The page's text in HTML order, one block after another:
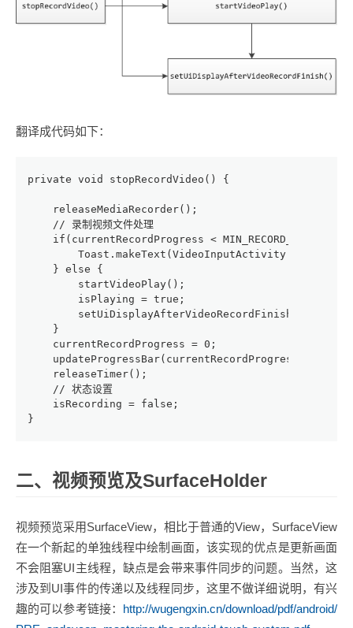
翻译成代码如下：
private void stopRecordVideo() {
    releaseMediaRecorder();
    // 录制视频文件处理
    if(currentRecordProgress < MIN_RECORD_TIME) {
Toast.makeText(VideoInputActivity.this, "录
    } else {
        startVideoPlay();
        isPlaying = true;
        setUiDisplayAfterVideoRecordFinish();
    }
    currentRecordProgress = 0;
    updateProgressBar(currentRecordProgress);
    releaseTimer();
    // 状态设置
    isRecording = false;
}
二、视频预览及SurfaceHolder
视频预览采用SurfaceView，相比于普通的View，SurfaceView
在一个新起的单独线程中绘制画面，该实现的优点是更新画面
不会阻塞UI主线程，缺点是会带来事件同步的问题。当然，这
涉及到UI事件的传递以及线程同步，这里不做详细说明，有兴
趣的可以参考链接： http://wugengxin.cn/download/pdf/android/